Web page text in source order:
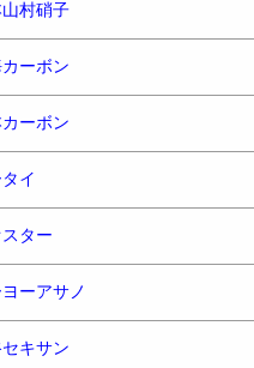
山村硝子
ーボン
カーボン
イ
ター
ヨーアサノ
キサン